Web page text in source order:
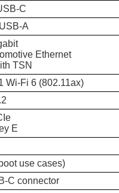
C
A
Ethernet
TSN
Wi-Fi 6 (802.11ax)
E
use cases)
C connector